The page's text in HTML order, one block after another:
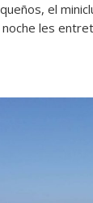
el
les